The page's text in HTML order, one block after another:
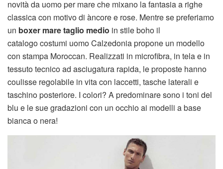
novità da uomo per mare che mixano la fantasia a righe
classica con motivo di àncore e rose. Mentre se preferiamo
un boxer mare taglio medio in stile boho il
catalogo costumi uomo Calzedonia propone un modello
con stampa Moroccan. Realizzati in microfibra, in tela e in
tessuto tecnico ad asciugatura rapida, le proposte hanno
coulisse regolabile in vita con laccetti, tasche laterali e
taschino posteriore. I colori? A predominare sono i toni del
blu e le sue gradazioni con un occhio ai modelli a base
bianca o nera!